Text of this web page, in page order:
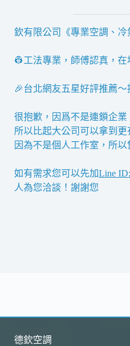
欽有限公司《專業空調、冷
👷工法專業，師傅認真，在
🎉台北網友五星好評推薦
很抱歉，因爲不是連鎖企業
所以比起大公司可以拿到更
因為不是個人工作室，所以
如有需求您可以先加Line
人為您洽談！謝謝您
德欽空調